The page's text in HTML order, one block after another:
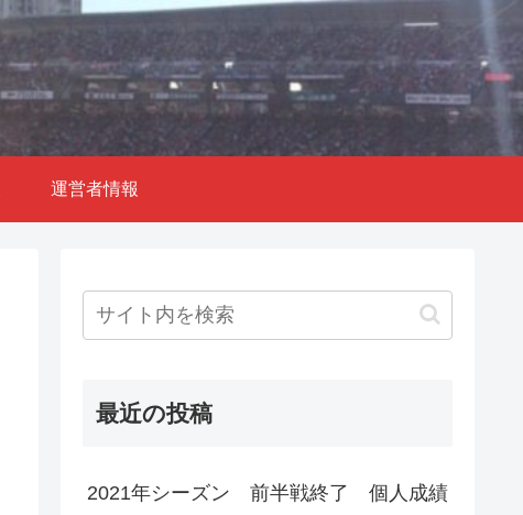
運営者情報
最近の投稿
2021年シーズン 前半戦終了 個人成績